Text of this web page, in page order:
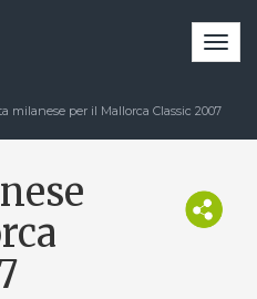
milanese per il Mallorca Classic 2007